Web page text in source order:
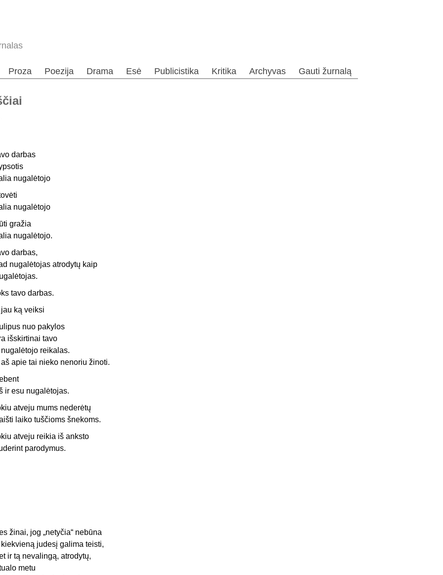
Proza Poezija Drama Esė Publicistika Kritika Archyvas Gauti žurnalą
darbas
nugalėtojo
nugalėtojo
gražia
nugalėtojo.
darbas,
nugalėtojas atrodytų kaip
tavo darbas.
ką veiksi
nuo pakylos
išskirtinai tavo
nugalėtojo reikalas.
aš apie tai nieko nenoriu žinoti.
ir esu nugalėtojas.
atveju mums nederėtų
laiko tuščioms šnekoms.
atveju reikia iš anksto
parodymus.
žinai, jog „netyčia“ nebūna
kiekvieną judesį galima teisti,
ir tą nevalingą, atrodytų,
metu